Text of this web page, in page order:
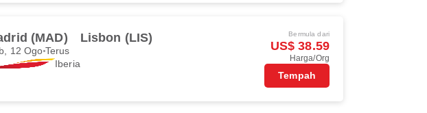
(MAD) Lisbon (LIS)
12 Ogo Terus
Iberia
Bermula dari
US$ 38.59
Harga/Org
Tempah